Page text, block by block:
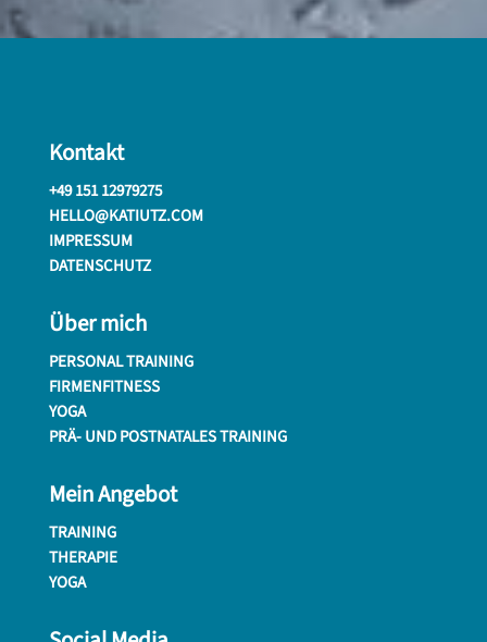
Kontakt
+49 151 12979275
HELLO@KATIUTZ.COM
IMPRESSUM
DATENSCHUTZ
Über mich
PERSONAL TRAINING
FIRMENFITNESS
YOGA
PRÄ- UND POSTNATALES TRAINING
Mein Angebot
TRAINING
THERAPIE
YOGA